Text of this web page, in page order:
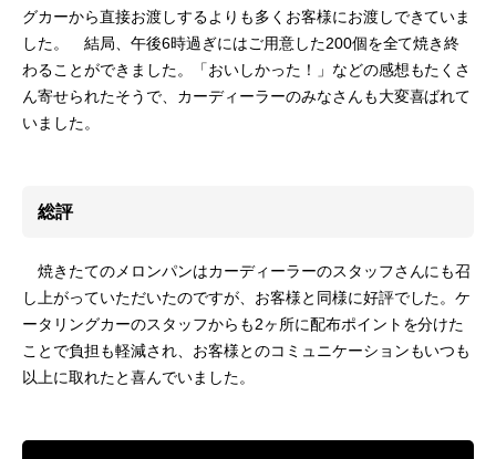
グカーから直接お渡しするよりも多くお客様にお渡しできていま
した。 結局、午後6時過ぎにはご用意した200個を全て焼き終
わることができました。「おいしかった！」などの感想もたくさ
ん寄せられたそうで、カーディーラーのみなさんも大変喜ばれて
いました。
総評
焼きたてのメロンパンはカーディーラーのスタッフさんにも召
し上がっていただいたのですが、お客様と同様に好評でした。ケ
ータリングカーのスタッフからも2ヶ所に配布ポイントを分けた
ことで負担も軽減され、お客様とのコミュニケーションもいつも
以上に取れたと喜んでいました。